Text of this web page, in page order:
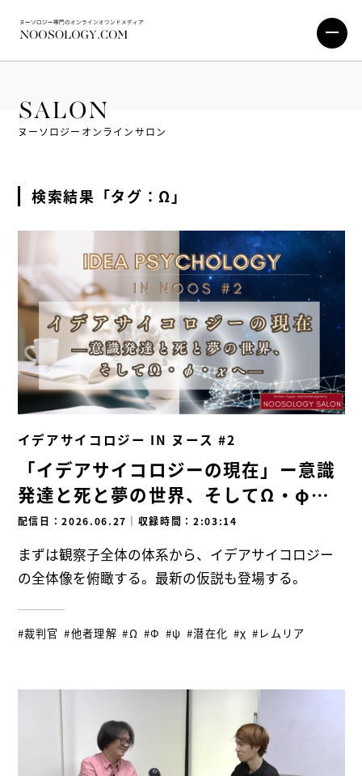
SALON
ヌーソロジーオンラインサロン
検索結果「タグ：Ω」
イデアサイコロジー IN ヌース #2
「イデアサイコロジーの現在」ー意識
発達と死と夢の世界、そしてΩ・φ・χ
へー
配信日：2026.06.27 ｜ 収録時間：2:03:14
まずは観察子全体の体系から、イデアサイコロジー
の全体像を俯瞰する。最新の仮説も登場する。
#裁判官 #他者理解 #Ω #Φ #ψ #潜在化 #χ #レムリア